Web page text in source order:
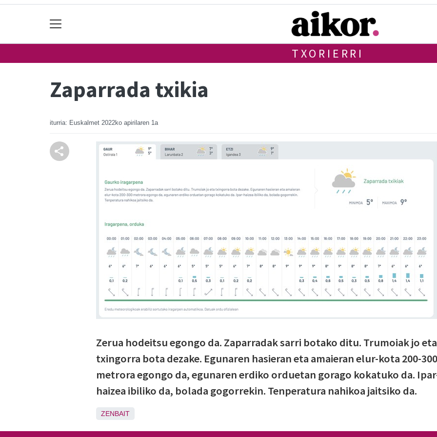
TXORIERRI
Zaparrada txikia
iturria: Euskalmet 2022ko apirilaren 1a
Zerua hodeitsu egongo da. Zaparradak sarri botako ditu. Trumoiak jo eta
txingorra bota dezake. Egunaren hasieran eta amaieran elur-kota 200-300
metrora egongo da, egunaren erdiko orduetan gorago kokatuko da.
haizea ibiliko da, bolada gogorrekin. Tenperatura nahikoa jaitsiko da.
ZENBAIT